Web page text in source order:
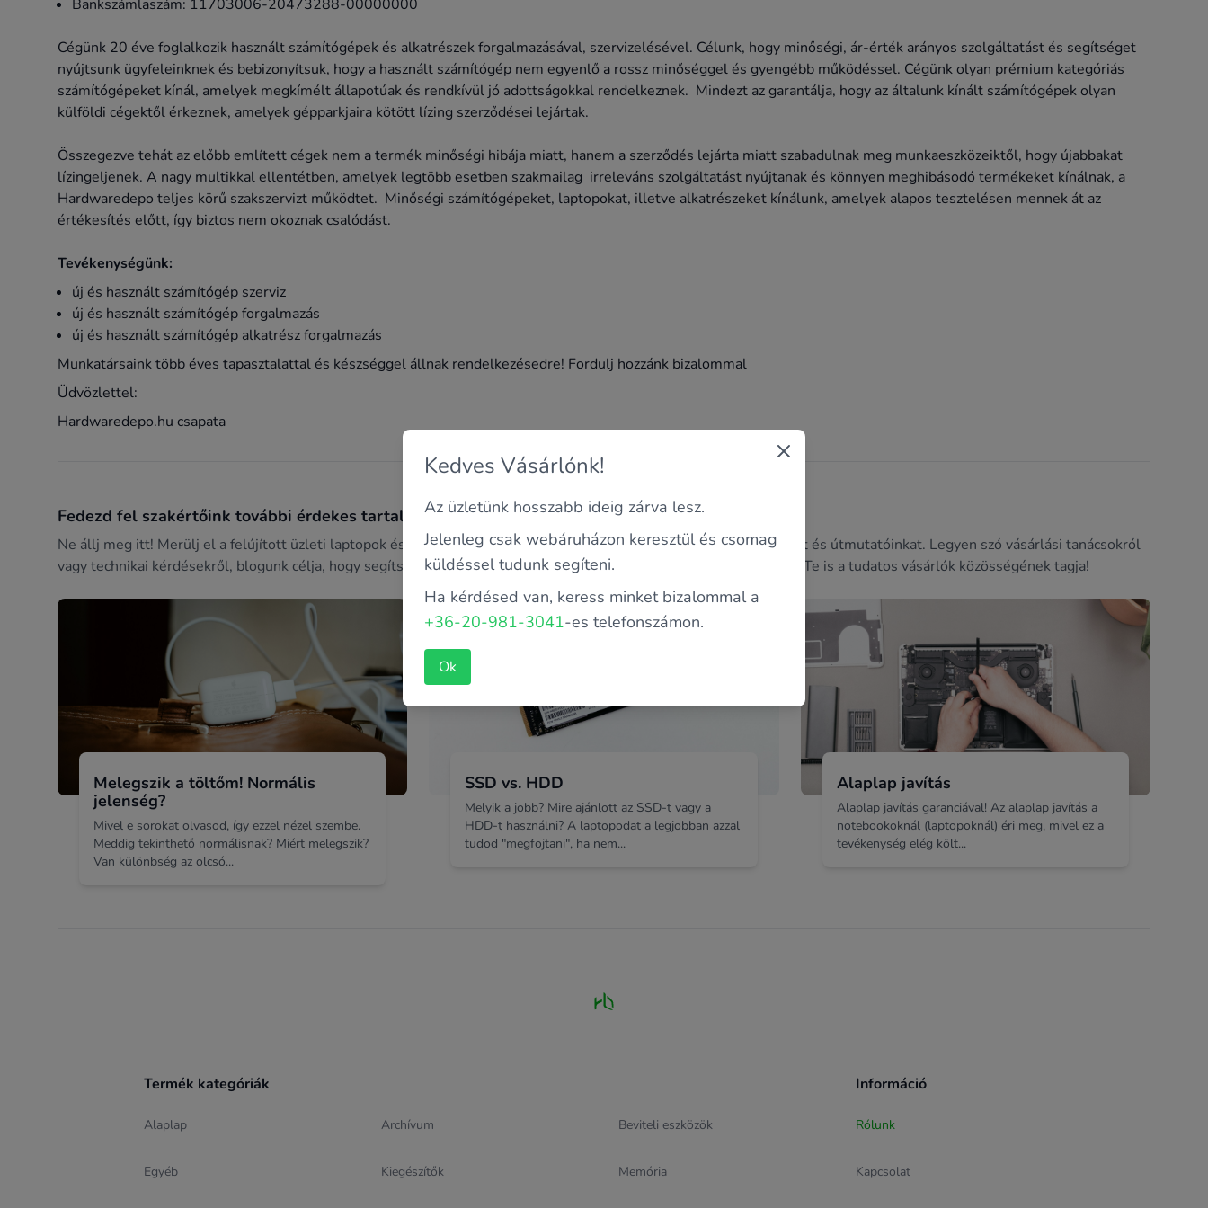
Bankszámlaszám: 11703006-20473288-00000000
Cégünk 20 éve foglalkozik használt számítógépek és alkatrészek forgalmazásával, szervizelésével. Célunk, hogy minőségi, ár-érték arányos szolgáltatást és segítséget
nyújtsunk ügyfeleinknek és bebizonyítsuk, hogy a használt számítógép nem egyenlő a rossz minőséggel és gyengébb működéssel. Cégünk olyan prémium kategóriás
számítógépeket kínál, amelyek megkímélt állapotúak és rendkívül jó adottságokkal rendelkeznek. Mindezt az garantálja, hogy az általunk kínált számítógépek olyan
külföldi cégektől érkeznek, amelyek gépparkjaira kötött lízing szerződései lejártak.
Összegezve tehát az előbb említett cégek nem a termék minőségi hibája miatt, hanem a szerződés lejárta miatt szabadulnak meg munkaeszközeiktől, hogy újabbakat
lízingeljenek. A nagy multikkal ellentétben, amelyek legtöbb esetben szakmailag irreleváns szolgáltatást nyújtanak és könnyen meghibásodó termékeket kínálnak, a
Hardwaredepo teljes körű szakszervizt működtet. Minőségi számítógépeket, laptopokat, illetve alkatrészeket kínálunk, amelyek alapos tesztelésen mennek át az
értékesítés előtt, így biztos nem okoznak csalódást.
Tevékenységünk:
új és használt számítógép szerviz
új és használt számítógép forgalmazás
új és használt számítógép alkatrész forgalmazás
Munkatársaink több éves tapasztalattal és készséggel állnak rendelkezésedre! Fordulj hozzánk bizalommal
Üdvözlettel:
Hardwaredepo.hu csapata
Fedezd fel szakértőink további érdekes tartalmait a felújított számítógépek világából!
Ne állj meg itt! Merülj el a felújított üzleti laptopok és PC-k világában, és fedezd fel hasznos tippjeinket, tesztjeinket és útmutatóinkat. Legyen szó vásárlási tanácsokról
vagy technikai kérdésekről, blogunk célja, hogy segítsen neked a legjobb döntést meghozni. Tarts velünk, és legyél Te is a tudatos vásárlók közösségének tagja!
Melegszik a töltőm! Normális
jelenség?
Mivel e sorokat olvasod, így ezzel nézel szembe.
Meddig tekinthető normálisnak? Miért melegszik?
Van különbség az olcsó...
SSD vs. HDD
Melyik a jobb? Mire ajánlott az SSD-t vagy a
HDD-t használni? A laptopodat a legjobban azzal
tudod "megfojtani", ha nem...
Alaplap javítás
Alaplap javítás garanciával! Az alaplap javítás a
notebookoknál (laptopoknál) éri meg, mivel ez a
tevékenység elég költ...
Termék kategóriák
Alaplap Archívum Beviteli eszközök
Egyéb Kiegészítők Memória
Információ
Rólunk
Kapcsolat
Kedves Vásárlónk!
Az üzletünk hosszabb ideig zárva lesz.
Jelenleg csak webáruházon keresztül és csomag
küldéssel tudunk segíteni.
Ha kérdésed van, keress minket bizalommal a
+36-20-981-3041-es telefonszámon.
Ok